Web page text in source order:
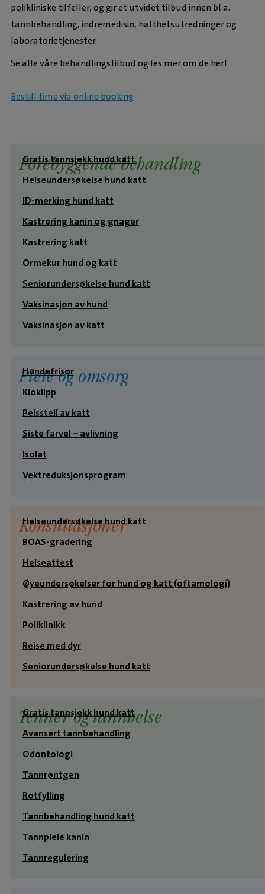
polikliniske tilfeller, og gir et utvidet tilbud innen bl.a.
tannbehandling, indremedisin, halthetsutredninger og
laboratorietjenester.
Se alle våre behandlingstilbud og les mer om de her!
Bestill time via online booking
Forebyggende behandling
Gratis tannsjekk hund katt
Helseundersøkelse hund katt
ID-merking hund katt
Kastrering kanin og gnager
Kastrering katt
Ormekur hund og katt
Seniorundersøkelse hund katt
Vaksinasjon av hund
Vaksinasjon av katt
Pleie og omsorg
Hundefrisør
Kloklipp
Pelsstell av katt
Siste farvel – avlivning
Isolat
Vektreduksjonsprogram
Konsultasjoner
Helseundersøkelse hund katt
BOAS-gradering
Helseattest
Øyeundersøkelser for hund og katt (oftamologi)
Kastrering av hund
Poliklinikk
Reise med dyr
Seniorundersøkelse hund katt
Tenner og tannhelse
Gratis tannsjekk hund katt
Avansert tannbehandling
Odontologi
Tannrøntgen
Rotfylling
Tannbehandling hund katt
Tannpleie kanin
Tannregulering